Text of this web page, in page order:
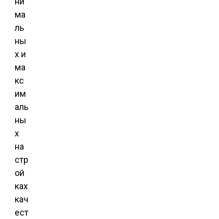
ма
ль
ны
х и
ма
кс
им
аль
ны
х
на
стр
ой
ках
кач
ест